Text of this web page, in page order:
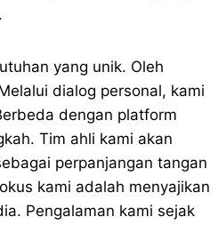
yang unik. Oleh
dialog personal, kami
dengan platform
Tim ahli kami akan
perpanjangan tangan
kami adalah menyajikan
Pengalaman kami sejak